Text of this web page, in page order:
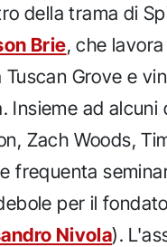
della trama di
Brie, che
Tuscan Grove e
Insieme ad
Zach Woods,
frequenta
per il
Nivola).